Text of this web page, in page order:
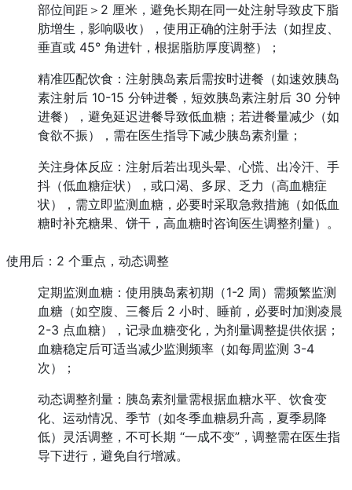
部位间距＞2 厘米，避免长期在同一处注射导致皮下脂
肪增生，影响吸收），使用正确的注射手法（如捏皮、
垂直或 45° 角进针，根据脂肪厚度调整）；
精准匹配饮食：注射胰岛素后需按时进餐（如速效胰岛
素注射后 10-15 分钟进餐，短效胰岛素注射后 30 分钟
进餐），避免延迟进餐导致低血糖；若进餐量减少（如
食欲不振），需在医生指导下减少胰岛素剂量；
关注身体反应：注射后若出现头晕、心慌、出冷汗、手
抖（低血糖症状），或口渴、多尿、乏力（高血糖症
状），需立即监测血糖，必要时采取急救措施（如低血
糖时补充糖果、饼干，高血糖时咨询医生调整剂量）。
使用后：2 个重点，动态调整
定期监测血糖：使用胰岛素初期（1-2 周）需频繁监测
血糖（如空腹、三餐后 2 小时、睡前，必要时加测凌晨
2-3 点血糖），记录血糖变化，为剂量调整提供依据；
血糖稳定后可适当减少监测频率（如每周监测 3-4
次）；
动态调整剂量：胰岛素剂量需根据血糖水平、饮食变
化、运动情况、季节（如冬季血糖易升高，夏季易降
低）灵活调整，不可长期 “一成不变”，调整需在医生指
导下进行，避免自行增减。